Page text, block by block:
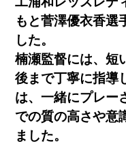
もと菅澤優衣香選
した。
楠瀬監督には、短
後まで丁寧に指導
は、一緒にプレー
での質の高さや意
ました。